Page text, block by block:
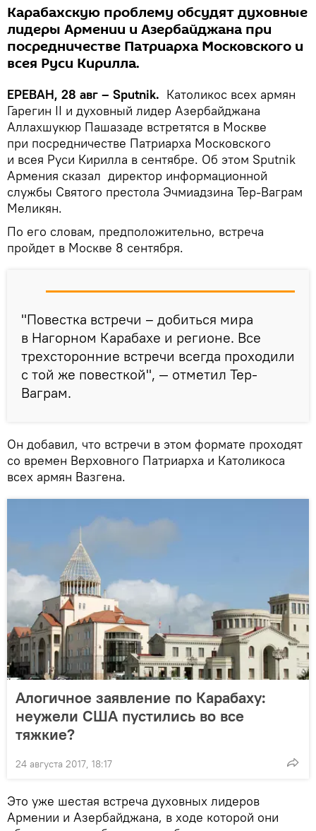
Карабахскую проблему обсудят духовные
лидеры Армении и Азербайджана при
посредничестве Патриарха Московского и
всея Руси Кирилла.
ЕРЕВАН, 28 авг – Sputnik. Католикос всех армян
Гарегин II и духовный лидер Азербайджана
Аллахшукюр Пашазаде встретятся в Москве
при посредничестве Патриарха Московского
и всея Руси Кирилла в сентябре. Об этом Sputnik
Армения сказал директор информационной
службы Святого престола Эчмиадзина Тер-Ваграм
Меликян.
По его словам, предположительно, встреча
пройдет в Москве 8 сентября.
"Повестка встречи – добиться мира
в Нагорном Карабахе и регионе. Все
трехсторонние встречи всегда проходили
с той же повесткой", — отметил Тер-
Ваграм.
Он добавил, что встречи в этом формате проходят
со времен Верховного Патриарха и Католикоса
всех армян Вазгена.
Алогичное заявление по Карабаху:
неужели США пустились во все
тяжкие?
24 августа 2017, 18:17
Это уже шестая встреча духовных лидеров
Армении и Азербайджана, в ходе которой они